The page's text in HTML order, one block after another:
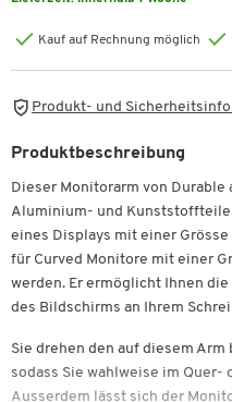
Kauf auf Rechnung möglich
Produkt- und
Produktbeschreibung
Dieser Monitorarm von
Aluminium- und
eines Displays mit einer Grösse
für Curved Monitore mit einer
werden. Er ermöglicht Ihnen
des Bildschirms an Ihrem
Sie drehen den auf diesem
sodass Sie wahlweise im
Ausserdem lässt sich der